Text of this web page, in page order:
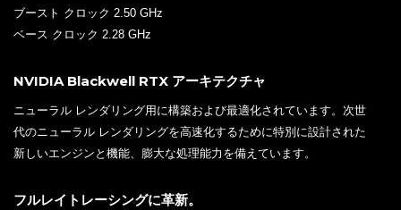
ブースト クロック 2.50 GHz
ベース クロック 2.28 GHz
NVIDIA Blackwell RTX アーキテクチャ
ニューラル レンダリング用に構築および最適化されています。次世
代のニューラル レンダリングを高速化するために特別に設計された
新しいエンジンと機能、膨大な処理能力を備えています。
フルレイトレーシングに革新。